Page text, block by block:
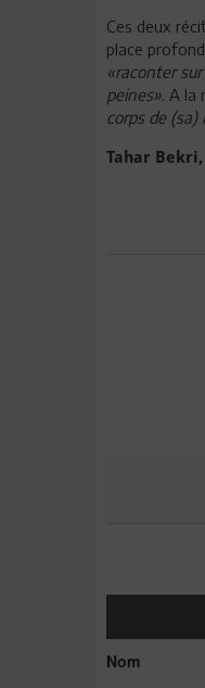
Ces deux
place
«raconter
peines». A la
corps de
Tahar
Nom